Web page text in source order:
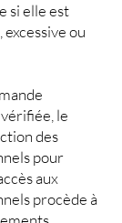
si elle est
ou
le
des
pour
aux
procède à